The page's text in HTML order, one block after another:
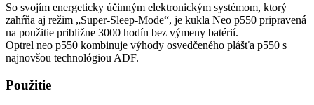
So svojím energeticky účinným elektronickým systémom, ktorý
zahŕňa aj režim „Super-Sleep-Mode“, je kukla Neo p550 pripravená
na použitie približne 3000 hodín bez výmeny batérií.
Optrel neo p550 kombinuje výhody osvedčeného plášťa p550 s
najnovšou technológiou ADF.
Použitie